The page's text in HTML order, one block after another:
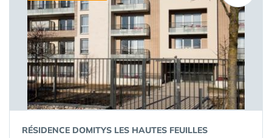
RÉSIDENCE DOMITYS LES HAUTES FEUILLES